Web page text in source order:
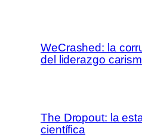
WeCrashed: la
del liderazgo
The Dropout: la
científica